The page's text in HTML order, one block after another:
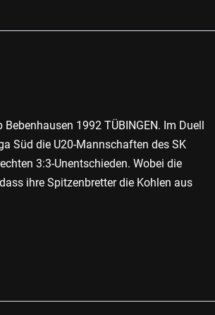
1992 TÜBINGEN. Im Duell
Süd die U20-Mannschaften des SK
3:3-Unentschieden. Wobei die
ihre Spitzenbretter die Kohlen aus